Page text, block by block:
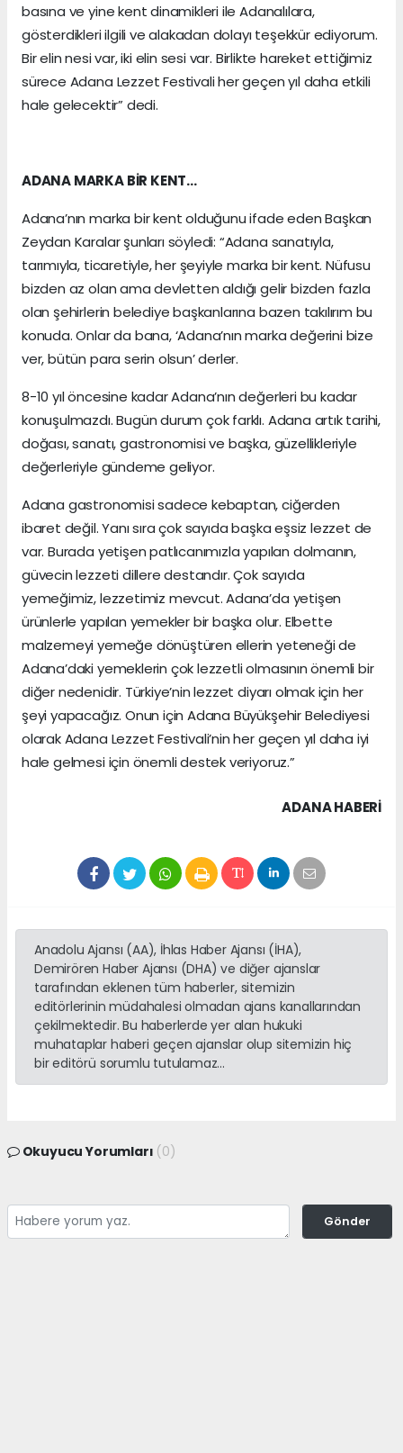
basına ve yine kent dinamikleri ile Adanalılara,
gösterdikleri ilgili ve alakadan dolayı teşekkür ediyorum.
Bir elin nesi var, iki elin sesi var. Birlikte hareket ettiğimiz
sürece Adana Lezzet Festivali her geçen yıl daha etkili
hale gelecektir” dedi.
ADANA MARKA BİR KENT…
Adana’nın marka bir kent olduğunu ifade eden Başkan
Zeydan Karalar şunları söyledi: “Adana sanatıyla,
tarımıyla, ticaretiyle, her şeyiyle marka bir kent. Nüfusu
bizden az olan ama devletten aldığı gelir bizden fazla
olan şehirlerin belediye başkanlarına bazen takılırım bu
konuda. Onlar da bana, ‘Adana’nın marka değerini bize
ver, bütün para serin olsun’ derler.
8-10 yıl öncesine kadar Adana’nın değerleri bu kadar
konuşulmazdı. Bugün durum çok farklı. Adana artık tarihi,
doğası, sanatı, gastronomisi ve başka, güzellikleriyle
değerleriyle gündeme geliyor.
Adana gastronomisi sadece kebaptan, ciğerden
ibaret değil. Yanı sıra çok sayıda başka eşsiz lezzet de
var. Burada yetişen patlıcanımızla yapılan dolmanın,
güvecin lezzeti dillere destandır. Çok sayıda
yemeğimiz, lezzetimiz mevcut. Adana’da yetişen
ürünlerle yapılan yemekler bir başka olur. Elbette
malzemeyi yemeğe dönüştüren ellerin yeteneği de
Adana’daki yemeklerin çok lezzetli olmasının önemli bir
diğer nedenidir. Türkiye’nin lezzet diyarı olmak için her
şeyi yapacağız. Onun için Adana Büyükşehir Belediyesi
olarak Adana Lezzet Festivali’nin her geçen yıl daha iyi
hale gelmesi için önemli destek veriyoruz.”
ADANA HABERİ
Anadolu Ajansı (AA), İhlas Haber Ajansı (İHA),
Demirören Haber Ajansı (DHA) ve diğer ajanslar
tarafından eklenen tüm haberler, sitemizin
editörlerinin müdahalesi olmadan ajans kanallarından
çekilmektedir. Bu haberlerde yer alan hukuki
muhataplar haberi geçen ajanslar olup sitemizin hiç
bir editörü sorumlu tutulamaz...
Okuyucu Yorumları (0)
Gönder